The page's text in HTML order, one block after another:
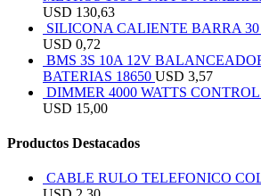
USD 130,63
SILICONA CALIENTE BARRA
USD 0,72
BMS 3S 10A 12V
BATERIAS 18650 USD 3,57
DIMMER 4000 WATTS
USD 15,00
Productos Destacados
CABLE RULO TELEFONICO